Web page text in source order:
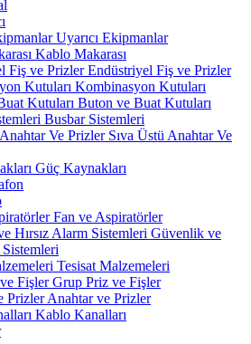
Uyarıcı Ekipmanlar
Kablo Makarası
Endüstriyel Fiş ve Prizler
Kombinasyon Kutuları
Buton ve Buat Kutuları
Busbar Sistemleri
Sıva Üstü Anahtar Ve
Güç Kaynakları
Fan ve Aspiratörler
Güvenlik ve
Sistemleri
Tesisat Malzemeleri
Grup Priz ve Fişler
Anahtar ve Prizler
Kablo Kanalları